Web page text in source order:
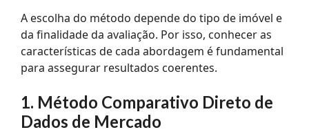
A escolha do método depende do tipo de imóvel e
da finalidade da avaliação. Por isso, conhecer as
características de cada abordagem é fundamental
para assegurar resultados coerentes.
1. Método Comparativo Direto de
Dados de Mercado